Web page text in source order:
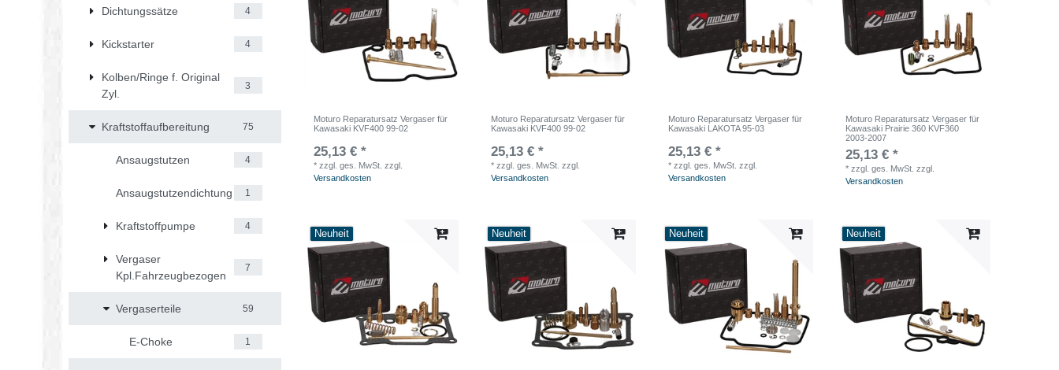
Dichtungssätze 4
Kickstarter 4
Kolben/Ringe f. Original
Zyl.
3
Kraftstoffaufbereitung 75
Ansaugstutzen 4
Ansaugstutzendichtung 1
Kraftstoffpumpe 4
Vergaser
Kpl.Fahrzeugbezogen
7
Vergaserteile 59
E-Choke 1
Moturo Reparatursatz Vergaser für
Kawasaki KVF400 99-02
25,13 € *
*zzgl. ges. MwSt. zzgl.
Versandkosten
Moturo Reparatursatz Vergaser für
Kawasaki KVF400 99-02
25,13 € *
*zzgl. ges. MwSt. zzgl.
Versandkosten
Moturo Reparatursatz Vergaser für
Kawasaki LAKOTA 95-03
25,13 € *
*zzgl. ges. MwSt. zzgl.
Versandkosten
Moturo Reparatursatz Vergaser für
Kawasaki Prairie 360 KVF360
2003-2007
25,13 € *
*zzgl. ges. MwSt. zzgl.
Versandkosten
Neuheit Neuheit Neuheit Neuheit